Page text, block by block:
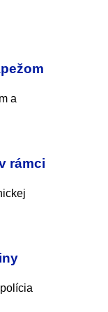
a
rámci